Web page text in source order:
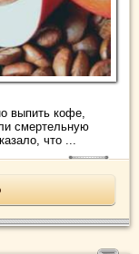
выпить кофе,
смертельную
что ...